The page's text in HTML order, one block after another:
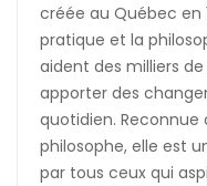
créée au Québec en
pratique et la
aident des milliers
apporter des
quotidien.
philosophe, elle est
par tous ceux qui